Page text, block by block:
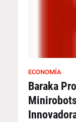
ECONOMÍA
Baraka